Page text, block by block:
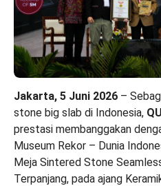
Jakarta, 5 Juni 2026 –
stone big slab di Indonesia,
prestasi membanggakan
Museum Rekor – Dunia
Meja Sintered Stone
Terpanjang, pada ajang